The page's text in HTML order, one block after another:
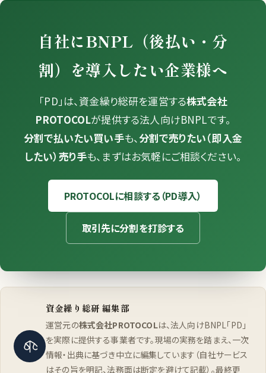
自社にBNPL（後払い・分
割）を導入したい企業様へ
「PD」は、資金繰り総研を運営する株式会社
PROTOCOLが提供する法人向けBNPLです。
分割で払いたい買い手も、分割で売りたい（即入金
したい）売り手も、まずはお気軽にご相談ください。
PROTOCOLに相談する（PD導入）
取引先に分割を打診する
資金繰り総研 編集部
運営元の株式会社PROTOCOLは、法人向けBNPL「PD」
を実際に提供する事業者です。現場の実務を踏まえ、一次
情報・出典に基づき中立に編集しています（自社サービス
はその旨を明記、法務面は断定を避けて記載）。最終更